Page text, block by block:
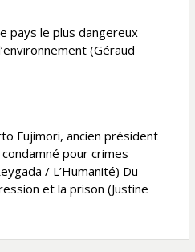
le plus dangereux
(Géraud
Fujimori, ancien président
pour crimes
/ L’Humanité) Du
et la prison (Justine